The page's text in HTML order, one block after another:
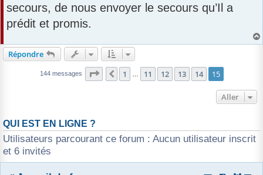
secours, de nous envoyer le secours qu’Il a
prédit et promis.
Répondre
144 messages Page 15 sur 15
Précédent
1 11 12 13 14 15
Aller
QUI EST EN LIGNE ?
Utilisateurs parcourant ce forum : Aucun utilisateur inscrit
et 6 invités